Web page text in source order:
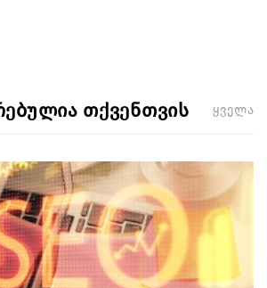
თქვენთვის ყველა